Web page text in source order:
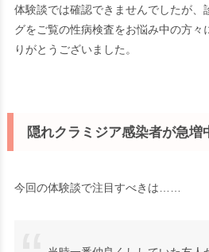
体験談では確認できませんでしたが、
グをご覧の性病検査をお悩み中の方々
りがとうございました。
隠れクラミジア感染者が急増
今回の体験談で注目すべきは……